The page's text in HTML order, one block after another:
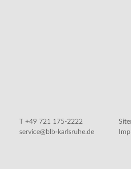
T +49 721 175-2222
service@blb-karlsruhe.de